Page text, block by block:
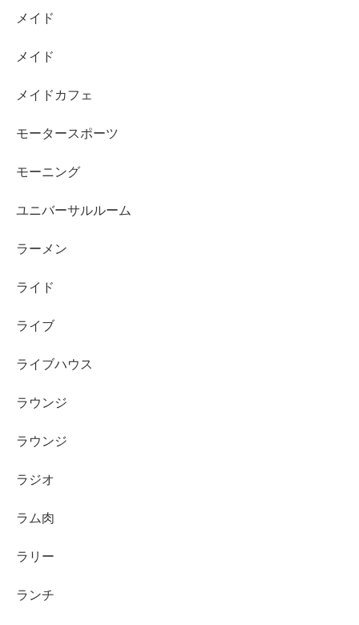
メイド
メイド
メイドカフェ
モータースポーツ
モーニング
ユニバーサルルーム
ラーメン
ライド
ライブ
ライブハウス
ラウンジ
ラウンジ
ラジオ
ラム肉
ラリー
ランチ